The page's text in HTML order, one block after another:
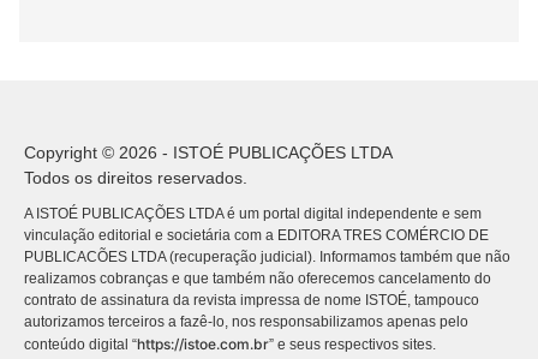
Copyright © 2026 - ISTOÉ PUBLICAÇÕES LTDA
Todos os direitos reservados.
A ISTOÉ PUBLICAÇÕES LTDA é um portal digital independente e sem
vinculação editorial e societária com a EDITORA TRES COMÉRCIO DE
PUBLICACÕES LTDA (recuperação judicial). Informamos também que não
realizamos cobranças e que também não oferecemos cancelamento do
contrato de assinatura da revista impressa de nome ISTOÉ, tampouco
autorizamos terceiros a fazê-lo, nos responsabilizamos apenas pelo
conteúdo digital “https://istoe.com.br” e seus respectivos sites.